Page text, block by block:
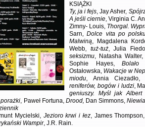
KSIĄŻKI
Ty, ja i fejs, Jay Asher,
A jeśli ciernie, Virginia C.
Zimny- Louis, Thorgal.
Sarn,Dolce vita po
Malwiną, Magdalena
Webb, tuż-tuż, Julia
seksizmu, Natasha Walter,
Sophie Hayes,
Ostałowska, Wakacje w
miodu, Annia Ciezadło,
reniferów, bogów i ludzi,
geniuszy. Myśl jak Albert
, Paweł Fortuna, Drood, Dan Simmons,
Mycielski, Jezioro krwi i łez, James Thompson,
Wampir, J.R. Rain.